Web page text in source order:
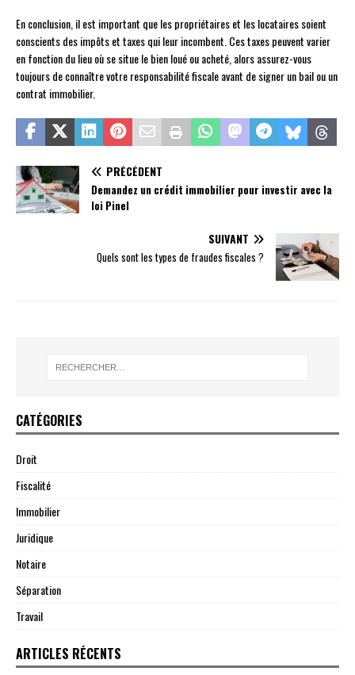
En conclusion, il est important que les propriétaires et les locataires soient
conscients des impôts et taxes qui leur incombent. Ces taxes peuvent varier
en fonction du lieu où se situe le bien loué ou acheté, alors assurez-vous
toujours de connaître votre responsabilité fiscale avant de signer un bail ou un
contrat immobilier.
PRÉCÉDENT
Demandez un crédit immobilier pour investir avec la
loi Pinel
SUIVANT
Quels sont les types de fraudes fiscales ?
CATÉGORIES
Droit
Fiscalité
Immobilier
Juridique
Notaire
Séparation
Travail
ARTICLES RÉCENTS